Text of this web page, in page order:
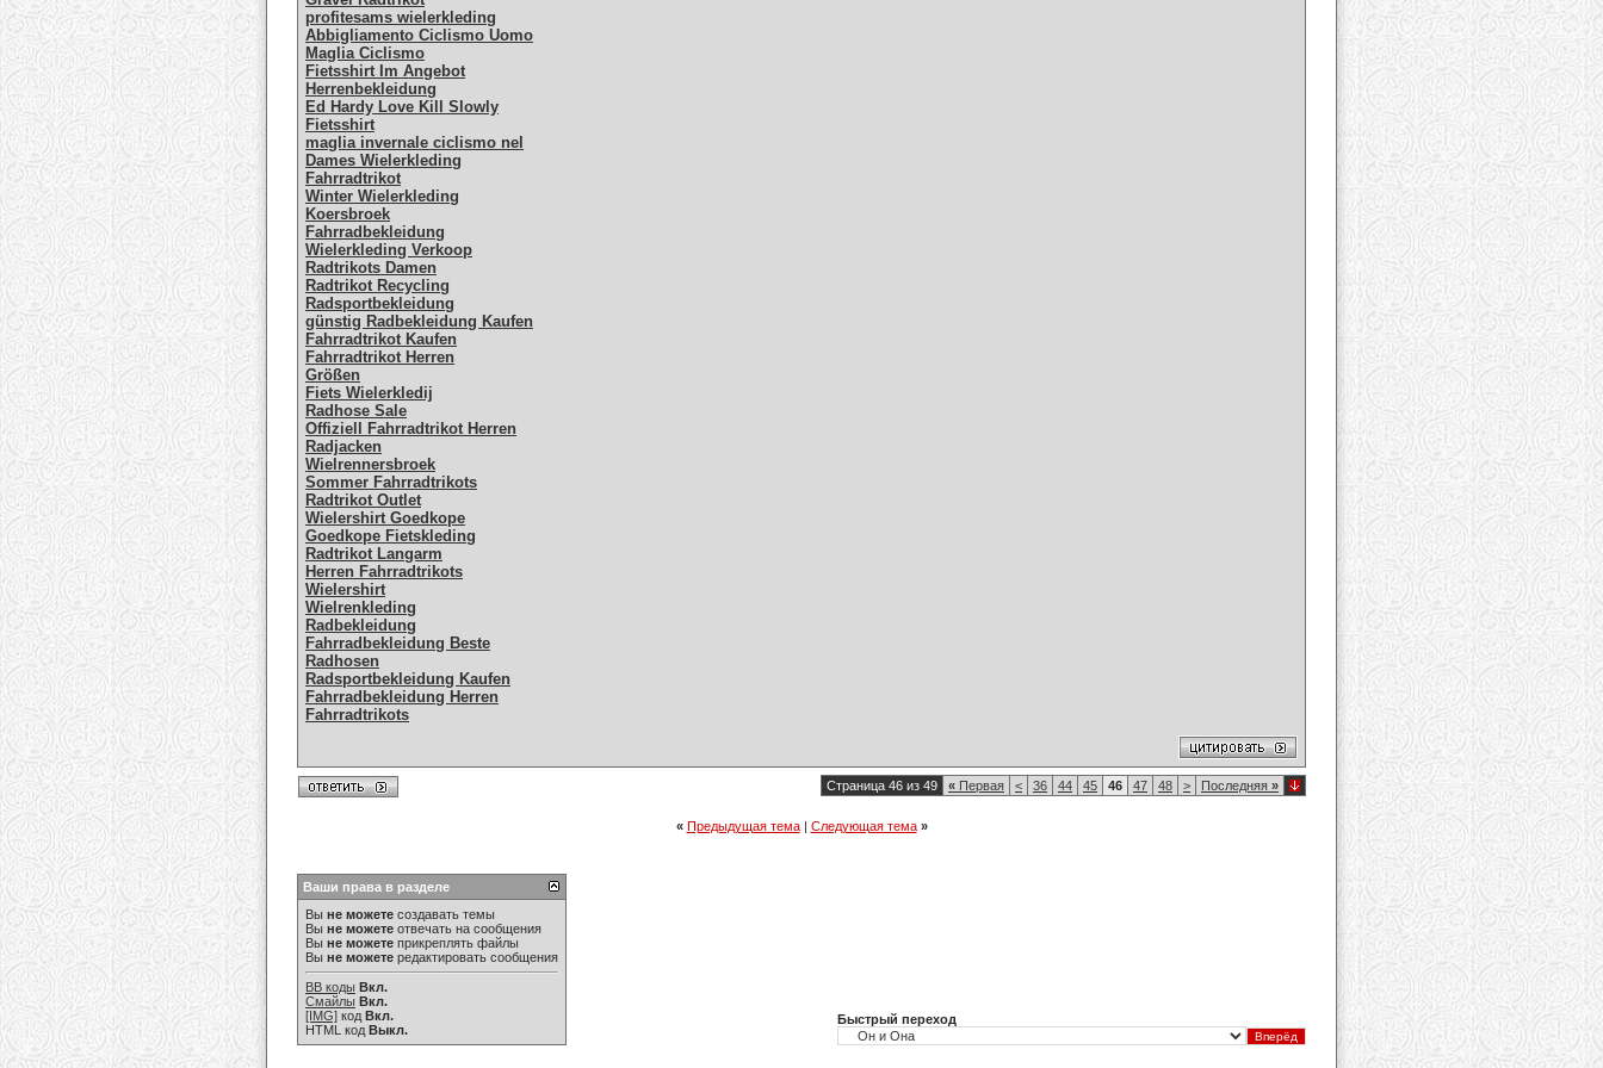
profitesams wielerkleding
Abbigliamento Ciclismo Uomo
Maglia Ciclismo
Fietsshirt Im Angebot
Herrenbekleidung
Ed Hardy Love Kill Slowly
Fietsshirt
maglia invernale ciclismo nel
Dames Wielerkleding
Fahrradtrikot
Winter Wielerkleding
Koersbroek
Fahrradbekleidung
Wielerkleding Verkoop
Radtrikots Damen
Radtrikot Recycling
Radsportbekleidung
günstig Radbekleidung Kaufen
Fahrradtrikot Kaufen
Fahrradtrikot Herren
Größen
Fiets Wielerkledij
Radhose Sale
Offiziell Fahrradtrikot Herren
Radjacken
Wielrennersbroek
Sommer Fahrradtrikots
Radtrikot Outlet
Wielershirt Goedkope
Goedkope Fietskleding
Radtrikot Langarm
Herren Fahrradtrikots
Wielershirt
Wielrenkleding
Radbekleidung
Fahrradbekleidung Beste
Radhosen
Radsportbekleidung Kaufen
Fahrradbekleidung Herren
Fahrradtrikots
Страница 46 из 49 « Первая < 36 44 45 46 47 48 > Последняя »
« Предыдущая тема| Следующая тема »
Ваши права в разделе
Вы не можете создавать темы
Вы не можете отвечать на сообщения
Вы не можете прикреплять файлы
Вы не можете редактировать сообщения
BB коды Вкл.
Смайлы Вкл.
[IMG] код Вкл.
HTML код Выкл.
Быстрый переход